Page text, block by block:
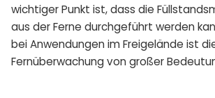
wichtiger Punkt ist, dass die
aus der Ferne durchgeführt werden
bei Anwendungen im Freigelände ist
Fernüberwachung von großer